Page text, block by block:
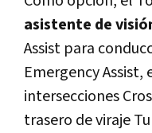
asistente de
Assist para
Emergency
intersecciones
trasero de viraje